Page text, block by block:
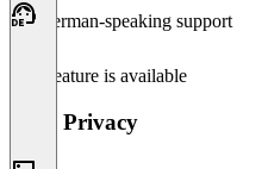
German-speaking support
This feature is available
Data Privacy